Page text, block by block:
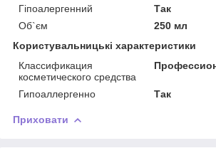
Гіпоалергенний
Так
Об`єм
250 мл
Користувальницькі характеристики
Классификация
косметического средства
Гипоаллергенно Так
Приховати